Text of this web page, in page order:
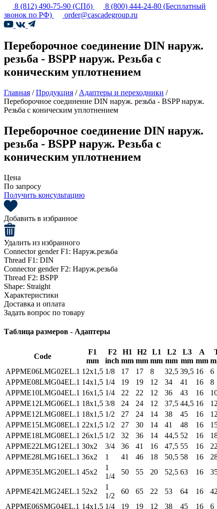
8 (812) 490-75-90 (СПб) 8 (800) 444-24-80 (Бесплатный
звонок по РФ)
order@cascadegroup.ru
Переборочное соединение DIN наруж.
резьба - BSPP наруж. Резьба с
коническим уплотнением
Главная /Продукция / Адаптеры и переходники /
Переборочное соединение DIN наруж. резьба - BSPP наруж.
Резьба с коническим уплотнением
Переборочное соединение DIN наруж.
резьба - BSPP наруж. Резьба с
коническим уплотнением
Цена
По запросу
Получить консультацию
Добавить в избранное
Удалить из избранного
Connector gender F1: Наруж.резьба
Thread F1: DIN
Connector gender F2: Наруж.резьба
Thread F2: BSPP
Shape: Straight
Характеристики
Доставка и оплата
Задать вопрос по товару
Таблица размеров - Адаптеры
Code
F1
mm
F2
inch
H1
mm
H2
mm
L1
mm
L2
mm
L3
mm
A
mm
APPME06LMG02EL.1 12x1,5 1/8 17 17 8 32,5 39,5 16
6
APPME08LMG04EL.1 14x1,5 1/4 19 19 12 34 41 16
8
APPME10LMG04EL.1 16x1,5 1/4 22 22 12 36 43 16
APPME12LMG06EL.1 18x1,5 3/8 24 24 12 37,5 44,5 16
APPME12LMG08EL.1 18x1,5 1/2 27 24 14 38 45 16
APPME15LMG08EL.1 22x1,5 1/2 27 30 14 41 48 16
APPME18LMG08EL.1 26x1,5 1/2 32 36 14 44,5 52 16
APPME22LMG12EL.1 30x2 3/4 36 41 16 47,5 55 16
APPME28LMG16EL.1 36x2 1 41 46 18 50,5 58 16
APPME35LMG20EL.1 45x2
1
1/4
50 55 20 52,5 63 16
APPME42LMG24EL.1 52x2
1
1/2
60 65 22 53 64 16
APPME06SMG04EL.1 14x1,5 1/4 19 19 12 38 45 16 6